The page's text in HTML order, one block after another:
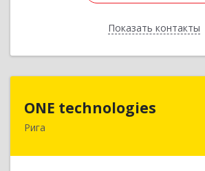
Показать контакты
Назад
ONE technologies
Рига